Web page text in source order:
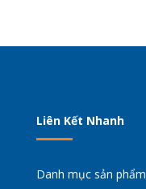
Liên Kết Nhanh
Danh mục sản phẩm